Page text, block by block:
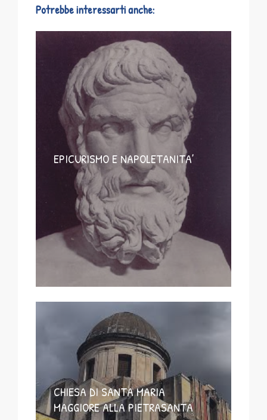
Potrebbe interessarti anche:
EPICURISMO E NAPOLETANITA’
CHIESA DI SANTA MARIA
MAGGIORE ALLA PIETRASANTA